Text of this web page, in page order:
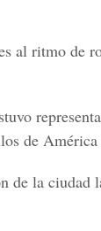
al ritmo de
de
de la ciudad